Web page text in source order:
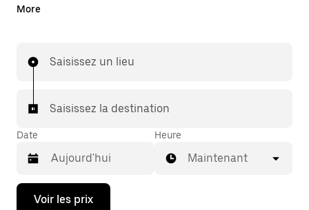
nous vous mettions en relation avec un chauffeur de
même disponibilité (24 h/24 et 7/j) qu'avec UberX.
More
Saisissez un lieu
Saisissez la destination
Date
Appuyez
Heure
Maintenant
Voir les prix